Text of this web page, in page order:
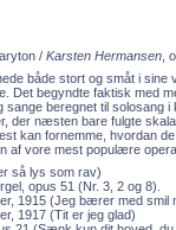
/ Karsten Hermansen ,
både stort og småt i
Det begyndte faktisk med
sange beregnet til solosang
der næsten bare fulgte
kan fornemme, hvordan
af vore mest populære
så lys som rav)
opus 51 (Nr. 3, 2 og 8).
1915 (Jeg bærer med smil
1917 (Tit er jeg glad)